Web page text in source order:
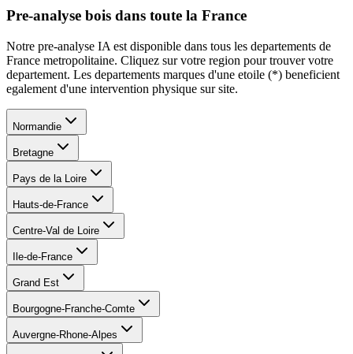
Pre-analyse bois dans toute la France
Notre pre-analyse IA est disponible dans tous les departements de
France metropolitaine. Cliquez sur votre region pour trouver votre
departement. Les departements marques d'une etoile (*) beneficient
egalement d'une intervention physique sur site.
Normandie
Bretagne
Pays de la Loire
Hauts-de-France
Centre-Val de Loire
Ile-de-France
Grand Est
Bourgogne-Franche-Comte
Auvergne-Rhone-Alpes